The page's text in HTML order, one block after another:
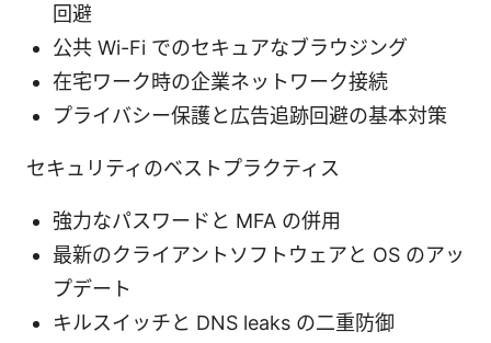
回避
公共 Wi-Fi でのセキュアなブラウジング
在宅ワーク時の企業ネットワーク接続
プライバシー保護と広告追跡回避の基本対策
セキュリティのベストプラクティス
強力なパスワードと MFA の併用
最新のクライアントソフトウェアと OS のアッ
プデート
キルスイッチと DNS leaks の二重防御